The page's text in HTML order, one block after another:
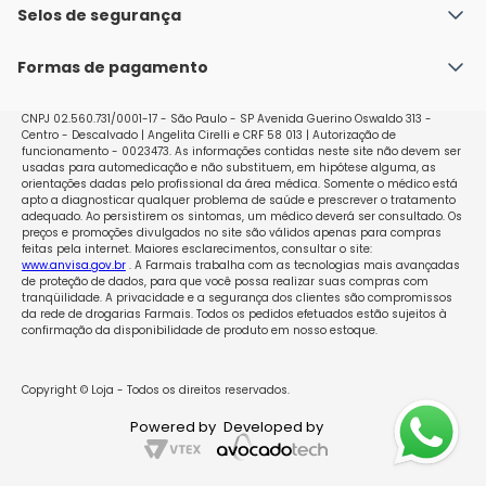
durante os 7 primeiros dias da administração de
Allestra 30. Entretanto, se já tiver ocorrido relação
utilização de Allestra 30 deve ser descartada ou deve-
espontâneo. Orientação em caso de vômito e/ou
diarreia No caso de vômito e/ou diarreia no período de
4 horas após a ingestão do comprimido/drágea, a
absorção pode ser incompleta. Neste caso, um
comprimido/drágea extra, de uma outra cartela, deve
ser tomado. para mais informações consulte a
questão
Nossas lojas
Política de Envio
Políticas de Trocas e Devoluções
Selos de segurança
Formas de pagamento
CNPJ 02.560.731/0001-17 - São Paulo - SP Avenida Guerino Oswaldo 313 -
Centro - Descalvado | Angelita Cirelli e CRF 58 013 | Autorização de
funcionamento - 0023473. As informações contidas neste site não devem ser
usadas para automedicação e não substituem, em hipótese alguma, as
orientações dadas pelo profissional da área médica. Somente o médico está
apto a diagnosticar qualquer problema de saúde e prescrever o tratamento
adequado. Ao persistirem os sintomas, um médico deverá ser consultado. Os
preços e promoções divulgados no site são válidos apenas para compras
feitas pela internet. Maiores esclarecimentos, consultar o site:
www.anvisa.gov.br. A Farmais trabalha com as tecnologias mais avançadas
de proteção de dados, para que você possa realizar suas compras com
tranqüilidade. A privacidade e a segurança dos clientes são compromissos
da rede de drogarias Farmais. Todos os pedidos efetuados estão sujeitos à
confirmação da disponibilidade de produto em nosso estoque.
Copyright © Loja - Todos os direitos reservados.
Powered by Developed by